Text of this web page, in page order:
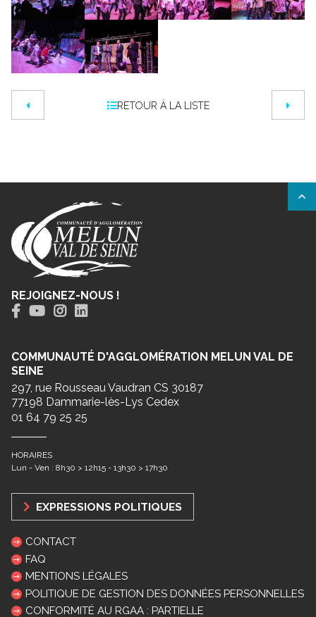
RETOUR À LA LISTE
REJOIGNEZ-NOUS !
COMMUNAUTÉ D'AGGLOMÉRATION MELUN VAL DE
SEINE
297, rue Rousseau Vaudran CS 30187
77198 Dammarie-lès-Lys Cedex
01 64 79 25 25
HORAIRES
Lun - Ven : 8h30 > 12h15 - 13h30 > 17h30
EXPRESSIONS POLITIQUES
CONTACT
FAQ
MENTIONS LÉGALES
POLITIQUE DE GESTION DES DONNÉES PERSONNELLES
CONFORMITÉ AU RGAA : PARTIELLE